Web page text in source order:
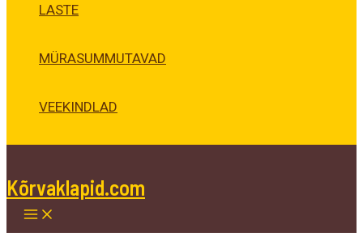
LASTE
MÜRASUMMUTAVAD
VEEKINDLAD
Kõrvaklapid.com